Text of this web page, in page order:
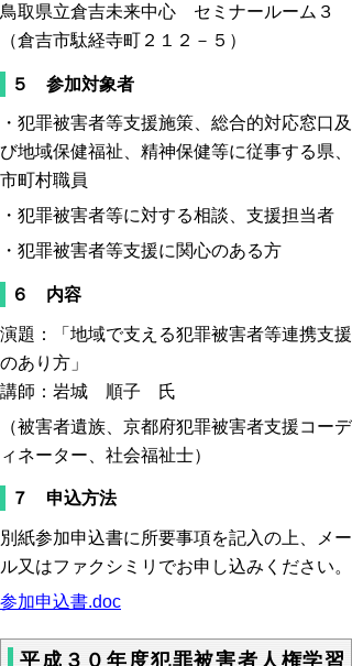
鳥取県立倉吉未来中心 セミナールーム３
（倉吉市駄経寺町２１２－５）
５ 参加対象者
・犯罪被害者等支援施策、総合的対応窓口及
び地域保健福祉、精神保健等に従事する県、
市町村職員
・犯罪被害者等に対する相談、支援担当者
・犯罪被害者等支援に関心のある方
６ 内容
演題：「地域で支える犯罪被害者等連携支援
のあり方」
講師：岩城 順子 氏
（被害者遺族、京都府犯罪被害者支援コーデ
ィネーター、社会福祉士）
７ 申込方法
別紙参加申込書に所要事項を記入の上、メー
ル又はファクシミリでお申し込みください。
参加申込書.doc
平成３０年度犯罪被害者人権学習